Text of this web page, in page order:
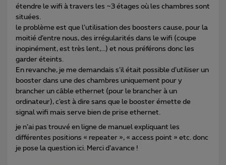
étendre le wifi à travers les ~3 étages où les chambres sont
situées.
le problème est que l’utilisation des boosters cause, pour la
moitié d’entre nous, des irrégularités dans le wifi (coupe
inopinément, est très lent,...) et nous préférons donc les
garder éteints.
En revanche, je me demandais s’il était possible d’utiliser un
booster dans une des chambres uniquement pour y
brancher un câble ethernet (pour le brancher à un
ordinateur), c’est à dire sans que le booster émette de
signal wifi mais serve bien de prise ethernet.
je n’ai pas trouvé en ligne de manuel expliquant les
différentes positions « repeater », « access point » etc. donc
je pose la question ici. Merci d’avance !